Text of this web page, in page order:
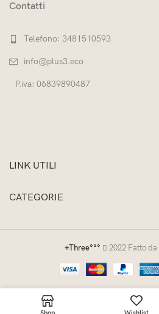
Contatti
Telefono: 3481510593
info@plus3.eco
P.iva: 06839890487
LINK UTILI
CATEGORIE
+Three°°° 2022 Fatto da